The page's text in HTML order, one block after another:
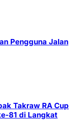
Pengguna Jalan
Takraw RA Cup
81 di Langkat